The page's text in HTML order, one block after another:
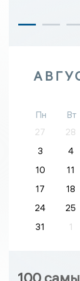
Пн Вт
27
28
3
4
10
11
17
18
24
25
31
1